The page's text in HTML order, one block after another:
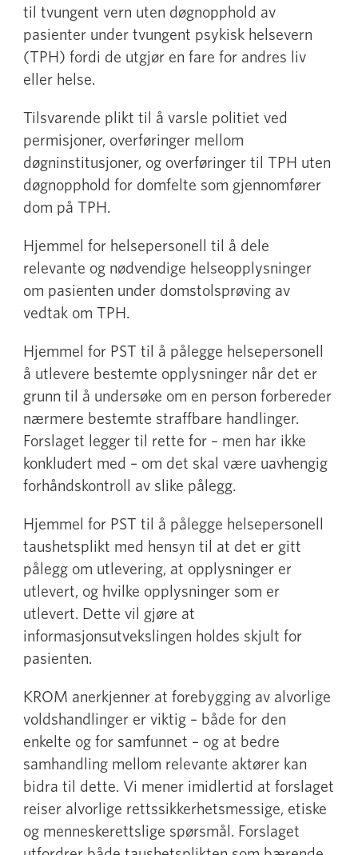
til tvungent vern uten døgnopphold av
pasienter under tvungent psykisk helsevern
(TPH) fordi de utgjør en fare for andres liv
eller helse.
Tilsvarende plikt til å varsle politiet ved
permisjoner, overføringer mellom
døgninstitusjoner, og overføringer til TPH uten
døgnopphold for domfelte som gjennomfører
dom på TPH.
Hjemmel for helsepersonell til å dele
relevante og nødvendige helseopplysninger
om pasienten under domstolsprøving av
vedtak om TPH.
Hjemmel for PST til å pålegge helsepersonell
å utlevere bestemte opplysninger når det er
grunn til å undersøke om en person forbereder
nærmere bestemte straffbare handlinger.
Forslaget legger til rette for – men har ikke
konkludert med – om det skal være uavhengig
forhåndskontroll av slike pålegg.
Hjemmel for PST til å pålegge helsepersonell
taushetsplikt med hensyn til at det er gitt
pålegg om utlevering, at opplysninger er
utlevert, og hvilke opplysninger som er
utlevert. Dette vil gjøre at
informasjonsutvekslingen holdes skjult for
pasienten.
KROM anerkjenner at forebygging av alvorlige
voldshandlinger er viktig – både for den
enkelte og for samfunnet – og at bedre
samhandling mellom relevante aktører kan
bidra til dette. Vi mener imidlertid at forslaget
reiser alvorlige rettssikkerhetsmessige, etiske
og menneskerettslige spørsmål. Forslaget